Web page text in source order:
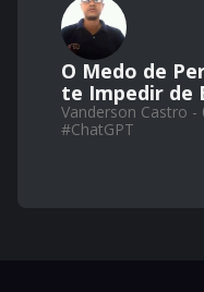
O Medo de
te Impedir de
Vanderson Castro -
#ChatGPT